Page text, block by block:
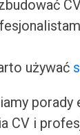
używać
porady
CV i